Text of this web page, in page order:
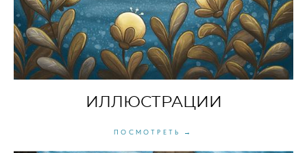
ИЛЛЮСТРАЦИИ
ПОСМОТРЕТЬ →